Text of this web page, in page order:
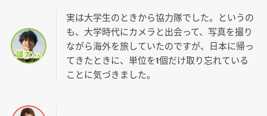
実は大学生のときから協力隊でした。というの
も、大学時代にカメラと出会って、写真を撮り
ながら海外を旅していたのですが、日本に帰っ
てきたときに、単位を1個だけ取り忘れている
ことに気づきました。